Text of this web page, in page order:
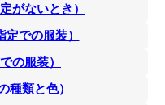
がないとき ）
定での服装）
の服装）
種類と色）